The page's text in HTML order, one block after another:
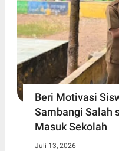
Beri Motivasi
Sambangi Salah
Masuk Sekolah
Juli 13, 2026